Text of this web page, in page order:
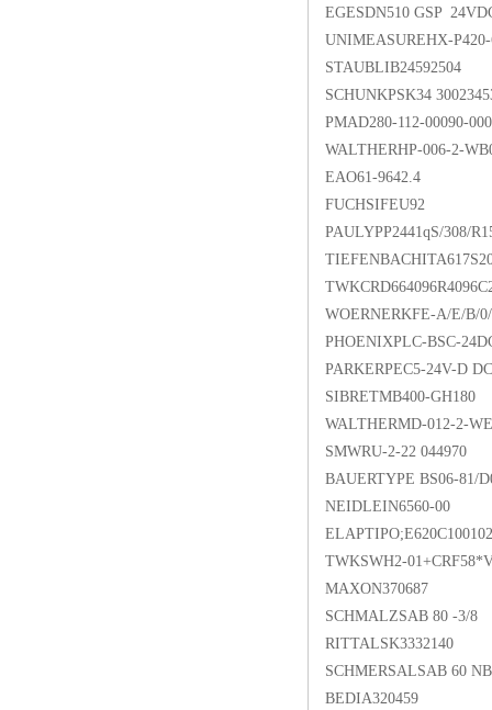
EGESDN510 GSP
UNIMEASUREHX-
STAUBLIB24592504
SCHUNKPSK34
PMAD280-112-00090-000
WALTHERHP-006-2-
EAO61-9642.4
FUCHSIFEU92
PAULYPP2441qS/308/
WOERNERKFE-A/E/B/
PHOENIXPLC-BSC-
PARKERPEC5-24V-D
SIBRETMB400-GH180
WALTHERMD-012-2-
SMWRU-2-22 044970
BAUERTYPE BS06-81/
NEIDLEIN6560-00
TWKSWH2-
MAXON370687
SCHMALZSAB 80 -3/8
RITTALSK3332140
SCHMERSALSAB 60
BEDIA320459